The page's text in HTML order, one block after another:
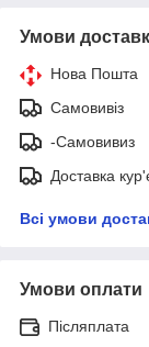
Умови
Нова Пошта
Самовивіз
-Самовивиз
Доставка
Всі умови
Умови оплати
Післяплата